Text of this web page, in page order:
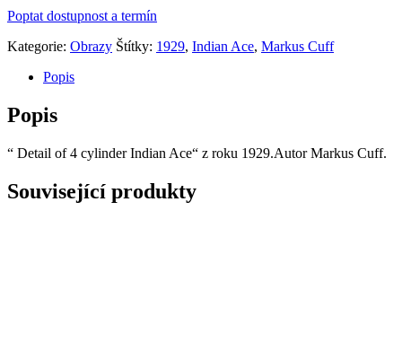
Poptat dostupnost a termín
Kategorie: Obrazy Štítky: 1929, Indian Ace, Markus Cuff
Popis
Popis
“ Detail of 4 cylinder Indian Ace“ z roku 1929.Autor Markus Cuff.
Související produkty